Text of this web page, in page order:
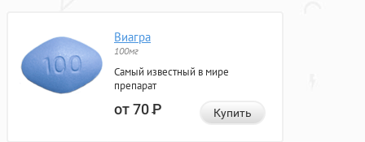
Виагра
100мг
Самый известный в мире
препарат
от 70Р Купить